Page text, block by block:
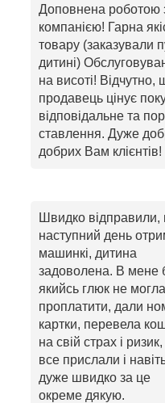
Доповнена роботою
компанією! Гарна
товару (заказували
дитині)
на висоті! Відчутно,
продавець цінує
відповідальне та
ставлення. Дуже
добрих Вам клієнтів!
Швидко відправили,
наступний день
машинкі, дитина
задоволена. В мене
якийсь глюк не могла
проплатити, дали
картки, перевела
на свій страх і
все прислали і
дуже швидко за це
окреме дякую.